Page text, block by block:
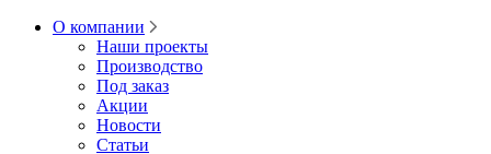
О компании
Наши проекты
Производство
Под заказ
Акции
Новости
Статьи